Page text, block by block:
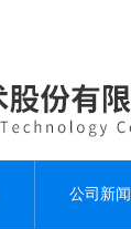
公司新闻